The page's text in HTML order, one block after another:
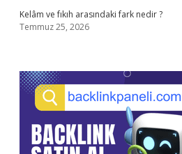
Kelâm ve fıkıh arasındaki fark nedir ?
Temmuz 25, 2026